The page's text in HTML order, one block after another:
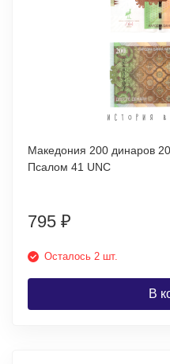
Македония 200 динаров
Псалом 41 UNC
795 ₽
Осталось 2 шт.
В